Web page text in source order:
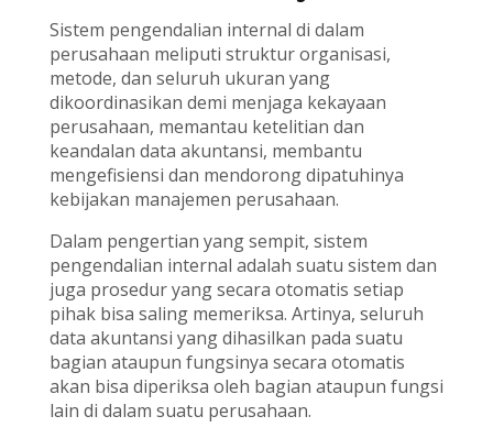
Sistem pengendalian internal di dalam
perusahaan meliputi struktur organisasi,
metode, dan seluruh ukuran yang
dikoordinasikan demi menjaga kekayaan
perusahaan, memantau ketelitian dan
keandalan data akuntansi, membantu
mengefisiensi dan mendorong dipatuhinya
kebijakan manajemen perusahaan.
Dalam pengertian yang sempit, sistem
pengendalian internal adalah suatu sistem dan
juga prosedur yang secara otomatis setiap
pihak bisa saling memeriksa. Artinya, seluruh
data akuntansi yang dihasilkan pada suatu
bagian ataupun fungsinya secara otomatis
akan bisa diperiksa oleh bagian ataupun fungsi
lain di dalam suatu perusahaan.